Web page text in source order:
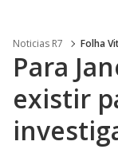
Noticias R7 Folha
Para
existir